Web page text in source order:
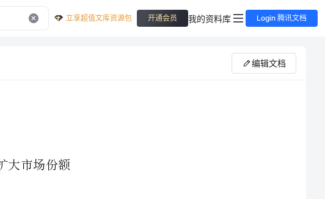
立享超值文库资源包 开通会员 我的资料库 Login 腾讯文档
编辑文档